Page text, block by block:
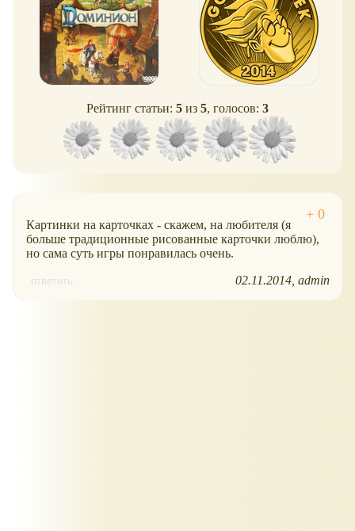
Рейтинг статьи: 5 из 5, голосов: 3
Картинки на карточках - скажем, на любителя (я
больше традиционные рисованные карточки люблю),
но сама суть игры понравилась очень.
ответить 02.11.2014 admin